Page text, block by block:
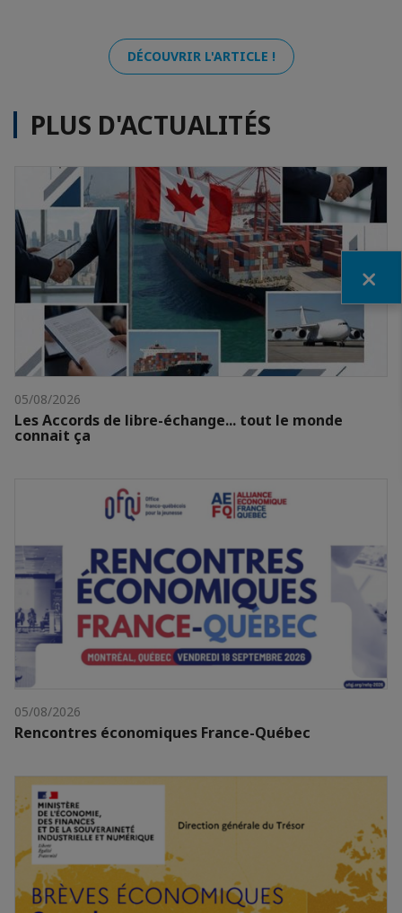
DÉCOUVRIR L'ARTICLE !
PLUS D'ACTUALITÉS
05/08/2026
Les Accords de libre-échange... tout le monde
connait ça
05/08/2026
Rencontres économiques France-Québec